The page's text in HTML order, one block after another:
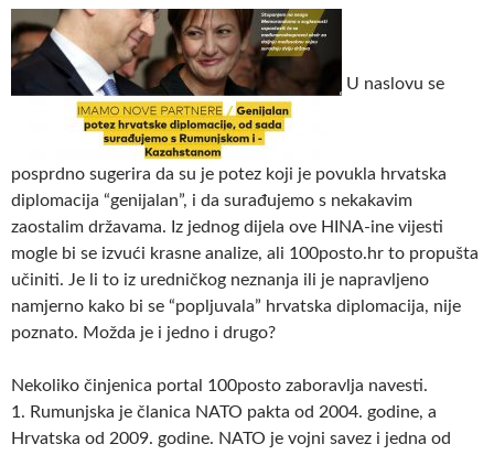
U naslovu se
posprdno sugerira da su je potez koji je povukla hrvatska
diplomacija “genijalan”, i da surađujemo s nekakavim
zaostalim državama. Iz jednog dijela ove HINA-ine vijesti
mogle bi se izvući krasne analize, ali 100posto.hr to propušta
učiniti. Je li to iz uredničkog neznanja ili je napravljeno
namjerno kako bi se “popljuvala” hrvatska diplomacija, nije
poznato. Možda je i jedno i drugo?
Nekoliko činjenica portal 100posto zaboravlja navesti.
1. Rumunjska je članica NATO pakta od 2004. godine, a
Hrvatska od 2009. godine. NATO je vojni savez i jedna od